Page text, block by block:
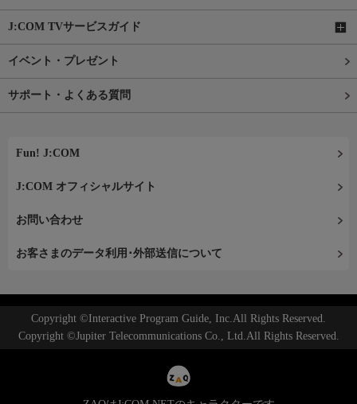
J:COM TVサービスガイド
イベント・プレゼント
サポート・よくある質問
Fun! J:COM
J:COM オフィシャルサイト
お問い合わせ
お客さまのデータ利用･外部送信について
Copyright ©Interactive Program Guide, Inc.All Rights Reserved.
Copyright ©Jupiter Telecommunications Co., Ltd.All Rights Reserved.